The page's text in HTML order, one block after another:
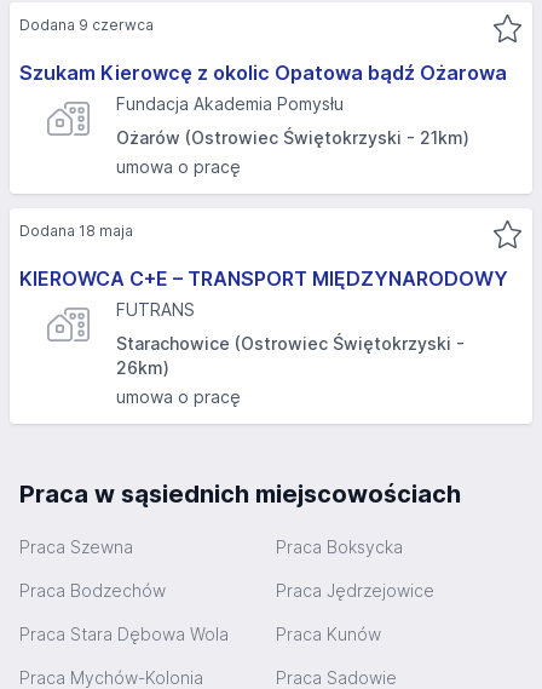
Szukam Kierowcę z okolic Opatowa bądź Ożarowa
Fundacja Akademia Pomysłu
Ożarów (Ostrowiec Świętokrzyski - 21km)
umowa o pracę
Dodana 9 czerwca
KIEROWCA C+E – TRANSPORT MIĘDZYNARODOWY
FUTRANS
Starachowice (Ostrowiec Świętokrzyski -
26km)
umowa o pracę
Dodana 18 maja
Praca w sąsiednich miejscowościach
Praca Szewna Praca Boksycka
Praca Bodzechów Praca Jędrzejowice
Praca Stara Dębowa Wola Praca Kunów
Praca Mychów-Kolonia Praca Sadowie